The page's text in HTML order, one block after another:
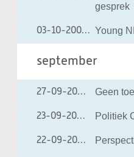
gesprek
03-10-200803-10-
Young
september
27-09-2008 27-09-
Geen
23-09-2008 23-09-
Politiek
22-09-2008 22-09-